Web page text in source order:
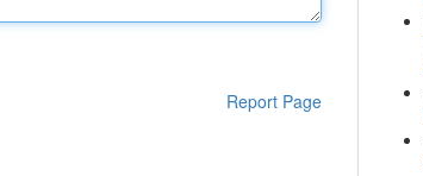
Report Page